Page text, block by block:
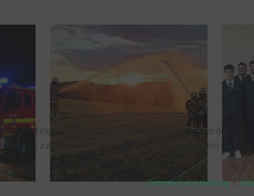
Einige von ihnen sind essenziell für den Betrieb der
Cookies zulassen möchten. Bitte beachten Sie, dass bei einer
Datenschutzerklärung|